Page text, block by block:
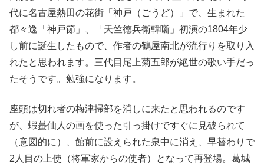
代に名古屋熱田の花街「神戸（ごうど）」で、生まれた
都々逸「神戸節」、「天竺徳兵衛韓噺」初演の1804年少
し前に誕生したもので、作者の鶴屋南北が流行りを取り入
れたと思われます。三代目尾上菊五郎が絶世の歌い手だっ
たそうです。勉強になります。
座頭は切れ者の梅津掃部を消しに来たと思われるのです
が、蝦蟇仙人の画を使った引っ掛けですぐに見破られて
（意図的に）、館前に設えられた泉中に消え、早替わりで
2人目の上使（将軍家からの使者）となって再登場。葛城